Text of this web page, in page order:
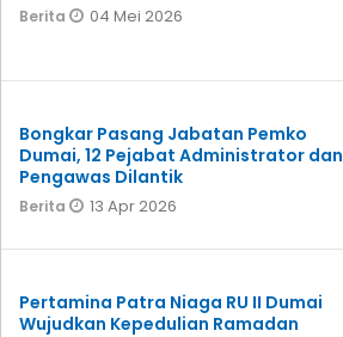
Berita 04 Mei 2026
Bongkar Pasang Jabatan Pemko
Dumai, 12 Pejabat Administrator dan
Pengawas Dilantik
Berita 13 Apr 2026
Pertamina Patra Niaga RU II Dumai
Wujudkan Kepedulian Ramadan